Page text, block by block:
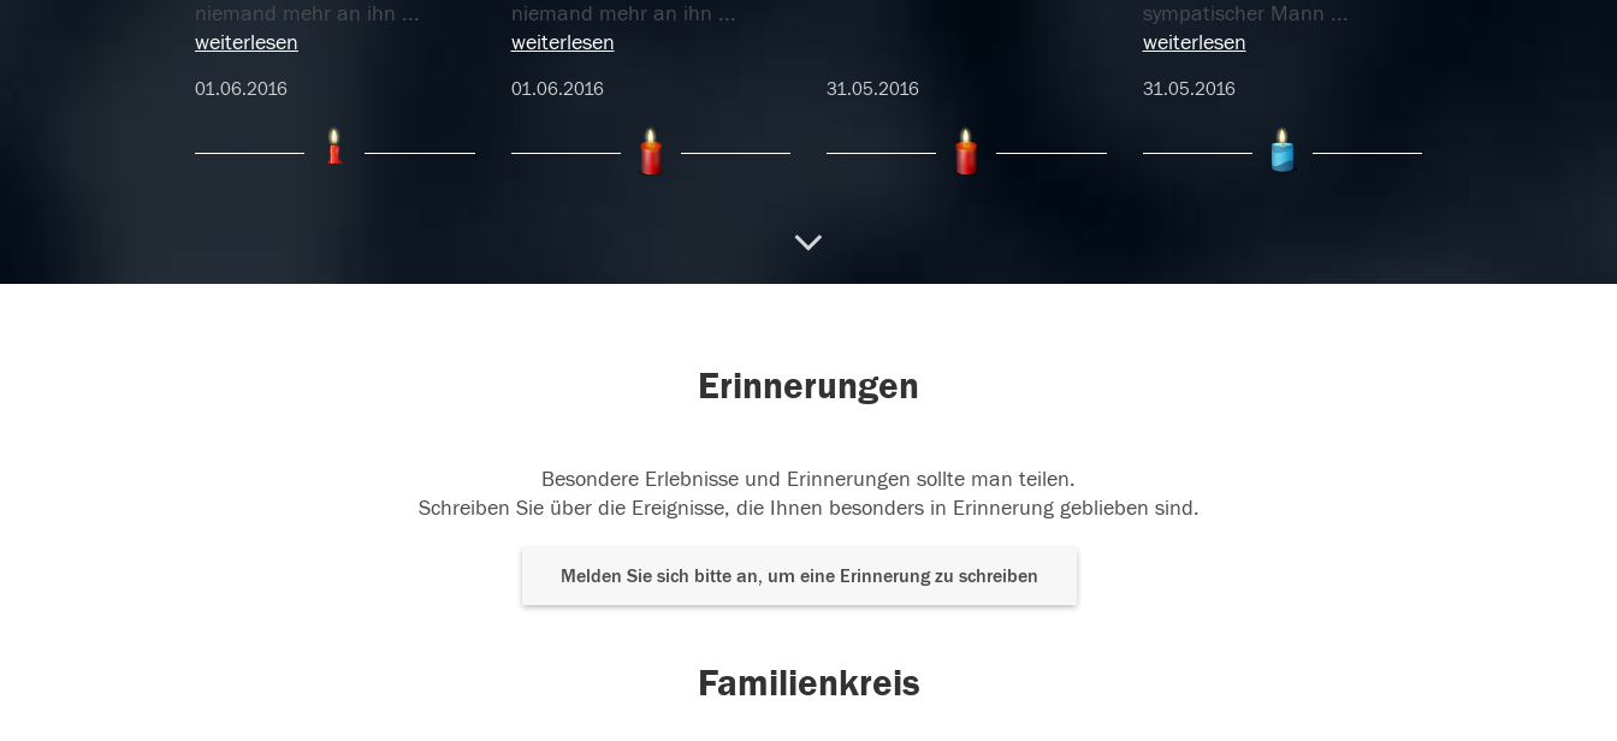
niemand mehr an ihn ...
weiterlesen
01.06.2016
niemand mehr an ihn ...
weiterlesen
01.06.2016 31.05.2016
sympatischer Mann ...
weiterlesen
31.05.2016
weiterlesen
Erinnerungen
Besondere Erlebnisse und Erinnerungen sollte man teilen.
Schreiben Sie über die Ereignisse, die Ihnen besonders in Erinnerung geblieben sind.
Melden Sie sich bitte an, um eine Erinnerung zu schreiben
Familienkreis